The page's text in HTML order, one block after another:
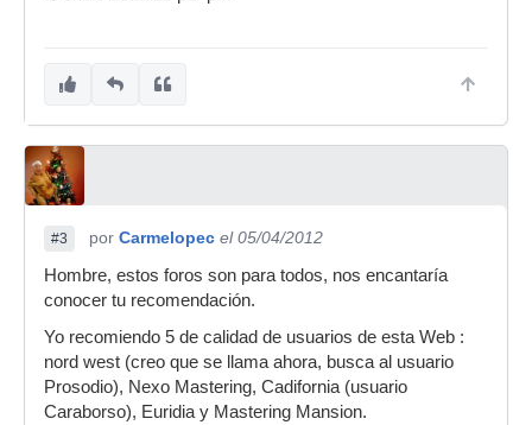
#3 por Carmelopec el 05/04/2012
Hombre, estos foros son para todos, nos encantaría
conocer tu recomendación.
Yo recomiendo 5 de calidad de usuarios de esta Web :
nord west (creo que se llama ahora, busca al usuario
Prosodio), Nexo Mastering, Cadifornia (usuario
Caraborso), Euridia y Mastering Mansion.